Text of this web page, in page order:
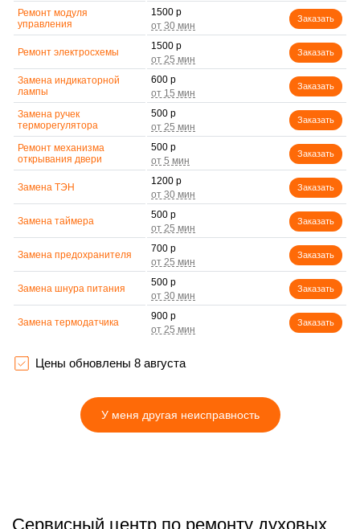
Ремонт модуля
управления
1500 р
Заказать
Ремонт электросхемы
1500 р
Заказать
Замена индикаторной
лампы
600 р
Заказать
Замена ручек
терморегулятора
500 р
Заказать
Ремонт механизма
открывания двери
500 р
Заказать
Замена ТЭН
1200 р
Заказать
Замена таймера
500 р
Заказать
Замена предохранителя
700 р
Заказать
Замена шнура питания
500 р
Заказать
Замена термодатчика
900 р
Заказать
управления
Цены обновлены 8 августа
У меня другая неисправность
Сервисный центр по ремонту духовых